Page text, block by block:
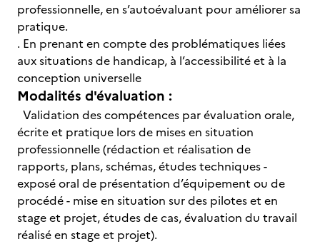
professionnelle, en s’autoévaluant pour améliorer sa
pratique.
. En prenant en compte des problématiques liées
aux situations de handicap, à l’accessibilité et à la
conception universelle
Modalités d'évaluation :
Validation des compétences par évaluation orale,
écrite et pratique lors de mises en situation
professionnelle (rédaction et réalisation de
rapports, plans, schémas, études techniques -
exposé oral de présentation d’équipement ou de
procédé - mise en situation sur des pilotes et en
stage et projet, études de cas, évaluation du travail
réalisé en stage et projet).